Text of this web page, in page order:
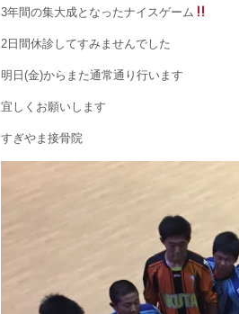
3年間の集大成となったナイスゲーム
2日間休診してすみませんでした
明日(金)からまた通常通り行います
宜しくお願いします
すぎやま接骨院